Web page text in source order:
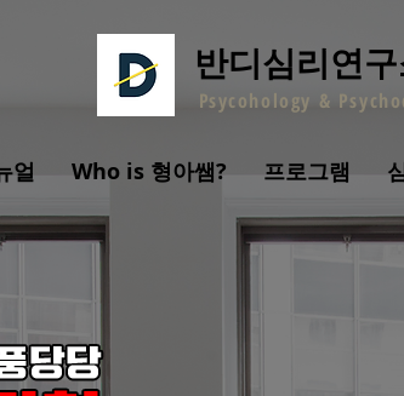
반디심리연
Psycohology &
얼 Who is 형아쌤? 프로그램